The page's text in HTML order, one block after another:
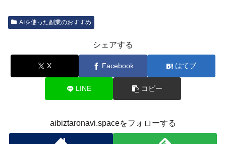
AIを使った副業のおすすめ
シェアする
X Facebook はてブ
LINE コピー
aibiztaronavi.spaceをフォローする